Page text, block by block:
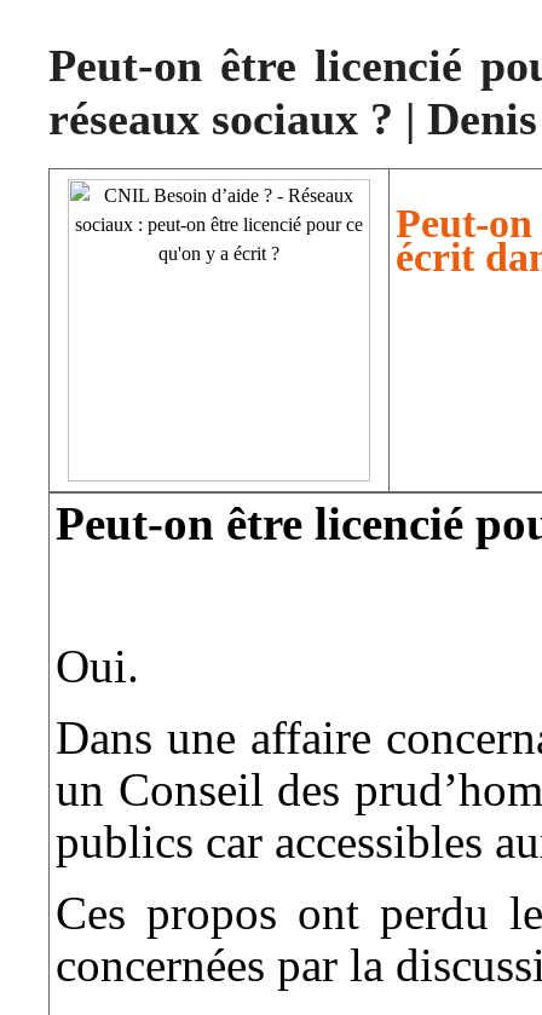
Peut-on être licencié
réseaux sociaux ? |
Peut-
écrit
Peut-on être licencié
Oui.
Dans une affaire
un Conseil des
publics car accessibles
Ces propos ont perdu
concernées par la